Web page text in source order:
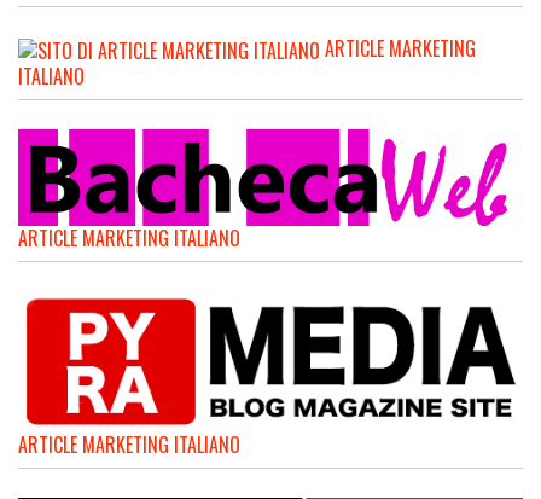
ARTICLE MARKETING
ITALIANO
ARTICLE MARKETING ITALIANO
ARTICLE MARKETING ITALIANO